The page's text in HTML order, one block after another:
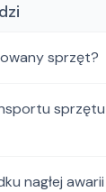
sprzęt?
nagłej